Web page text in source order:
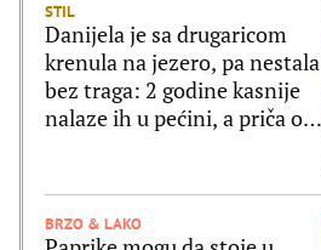
STIL
Danijela je sa drugaricom
krenula na jezero, pa nestala
bez traga: 2 godine kasnije
nalaze ih u pećini, a priča o
BRZO & LAKO